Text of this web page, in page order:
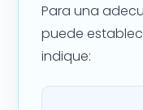
Para una
puede
indique: